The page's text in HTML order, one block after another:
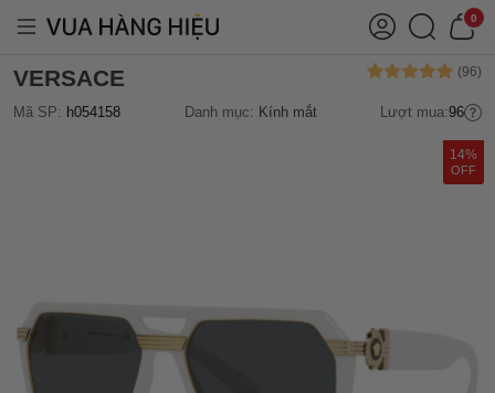
0
VERSACE
Mã SP: h054158 Danh mục: Kính mắt Lượt mua:96
14%
OFF